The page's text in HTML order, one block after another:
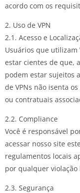
acordo com os
2. Uso de VPN
2.1. Acesso e
Usuários que utilizam
estar cientes de que,
podem estar sujeitos
de VPNs não isenta
ou contratuais
2.2. Compliance
Você é responsável
acessar nosso site
regulamentos locais
por qualquer violação
2.3. Segurança